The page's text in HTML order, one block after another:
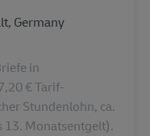
Germany
in
€ Tarif-
Stundenlohn, ca.
13. Monatsentgelt).